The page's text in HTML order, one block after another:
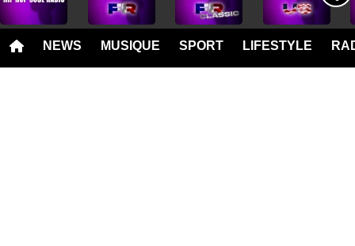
NEWS MUSIQUE SPORT LIFESTYLE